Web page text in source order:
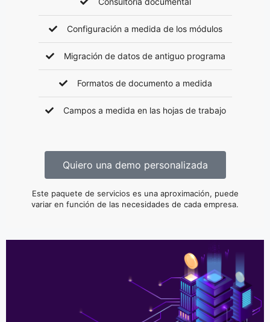
Configuración a medida de los módulos
Migración de datos de antiguo programa
Formatos de documento a medida
Campos a medida en las hojas de trabajo
Quiero una demo personalizada
Este paquete de servicios es una aproximación, puede
variar en función de las necesidades de cada empresa.